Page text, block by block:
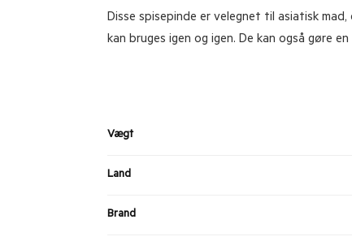
Disse spisepinde er velegnet til asiatisk
kan bruges igen og igen. De kan også gøre
Vægt
Land
Brand